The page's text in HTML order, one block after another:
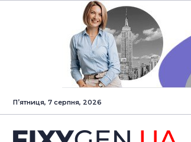
Пʼятниця, 7 серпня, 2026